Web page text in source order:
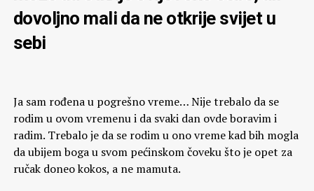
dovoljno mali da ne otkrije svijet u
sebi
Ja sam rođena u pogrešno vreme… Nije trebalo da se
rodim u ovom vremenu i da svaki dan ovde boravim i
radim. Trebalo je da se rodim u ono vreme kad bih mogla
da ubijem boga u svom pećinskom čoveku što je opet za
ručak doneo kokos, a ne mamuta.